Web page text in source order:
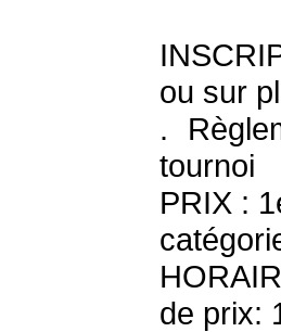
ou sur
.
tournoi
PRIX :
de prix: